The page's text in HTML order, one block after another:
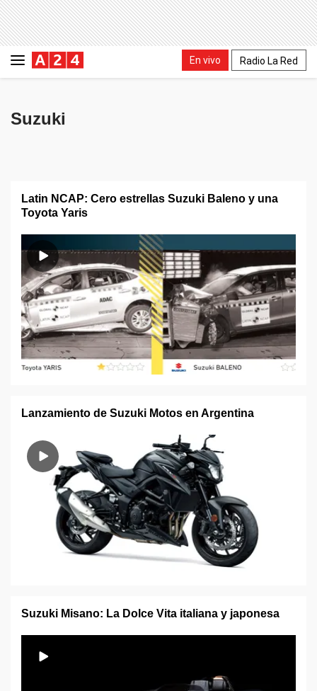
En vivo Radio La Red
Suzuki
Latin NCAP: Cero estrellas Suzuki Baleno y una
Toyota Yaris
Lanzamiento de Suzuki Motos en Argentina
Suzuki Misano: La Dolce Vita italiana y japonesa